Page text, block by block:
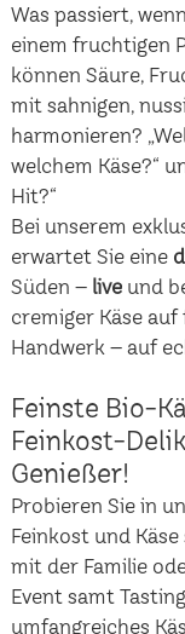
Was passiert,
einem fruchtigen
können Säure,
mit sahnigen,
harmonieren?
welchem Käse?“
Hit?“
Bei unserem
erwartet Sie eine
Süden – live und
cremiger Käse
Handwerk – auf
Feinste Bio-
Feinkost-
Genießer!
Probieren Sie in
Feinkost und
mit der Familie
Event samt
umfangreiches